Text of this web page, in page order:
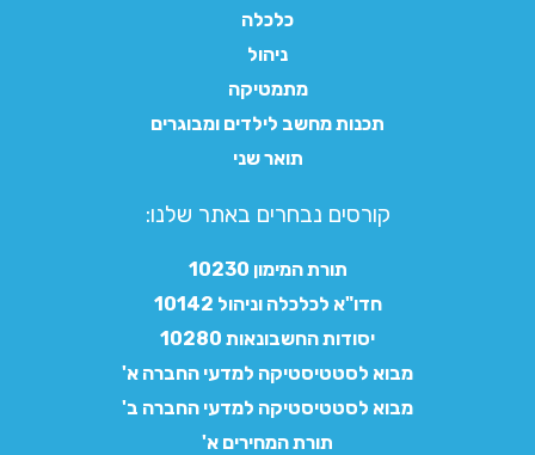
כלכלה
ניהול
מתמטיקה
תכנות מחשב לילדים ומבוגרים
תואר שני
קורסים נבחרים באתר שלנו:​
תורת המימון 10230
חדו"א לכלכלה וניהול 10142
יסודות החשבונאות 10280
מבוא לסטטיסטיקה למדעי החברה א'
מבוא לסטטיסטיקה למדעי החברה ב'
תורת המחירים א'